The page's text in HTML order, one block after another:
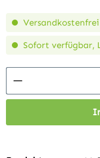
Versandkostenfrei
Sofort verfügbar,
Produkt